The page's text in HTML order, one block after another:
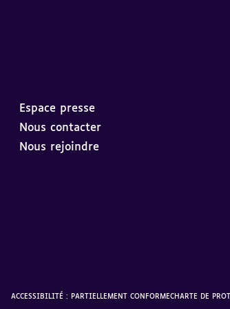
Espace presse
Nous contacter
Nous rejoindre
ACCESSIBILITÉ : PARTIELLEMENT CONFORMECHARTE DE